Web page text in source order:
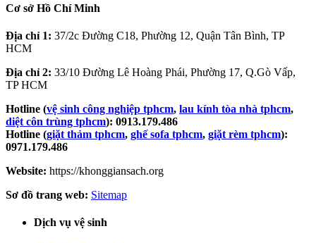
Cơ sở Hồ Chí Minh
Địa chỉ 1: 37/2c Đường C18, Phường 12, Quận Tân Bình, TP
HCM
Địa chỉ 2: 33/10 Đường Lê Hoàng Phái, Phường 17, Q.Gò Vấp,
TP HCM
Hotline (vệ sinh công nghiệp tphcm, lau kính tòa nhà tphcm,
diệt côn trùng tphcm): 0913.179.486
Hotline (giặt thảm tphcm, ghế sofa tphcm, giặt rèm tphcm):
0971.179.486
Website: https://khonggiansach.org
Sơ đồ trang web: Sitemap
Dịch vụ vệ sinh